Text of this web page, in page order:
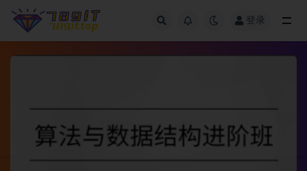
登录